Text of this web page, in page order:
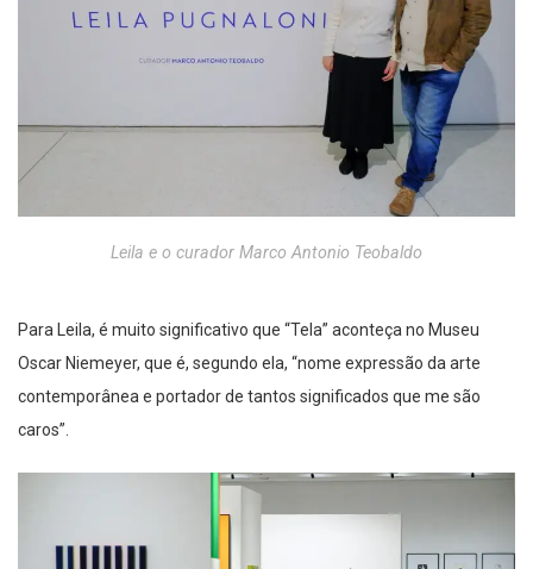
Leila e o curador Marco Antonio Teobaldo
Para Leila, é muito significativo que “Tela” aconteça no Museu
Oscar Niemeyer, que é, segundo ela, “nome expressão da arte
contemporânea e portador de tantos significados que me são
caros”.